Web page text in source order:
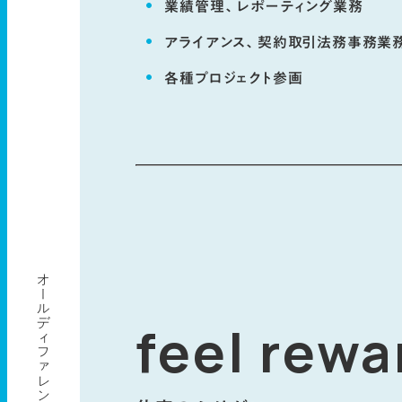
業績管理、レポーティング業務
アライアンス、契約取引法務事務業
各種プロジェクト参画
feel